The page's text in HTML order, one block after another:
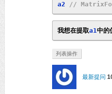
a2
//
我想在提取a1中的
列表操作
最新提问